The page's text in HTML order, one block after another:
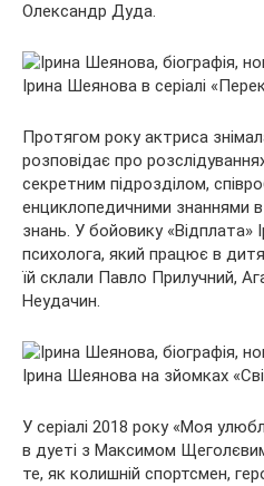
Олександр Дуда.
Ірина Шеянова в серіалі
Протягом року актриса
розповідає про
секретним підрозділом,
енциклопедичними знаннями
знань. У бойовику «Відплата»
психолога, який працює в
їй склали Павло Прилучний,
Неудачин.
Ірина Шеянова на зйомках
У серіалі 2018 року «Моя
в дуеті з Максимом
те, як колишній спортсмен,